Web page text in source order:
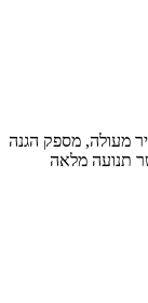
מעולה, מספק הגנה
תנועה מלאה